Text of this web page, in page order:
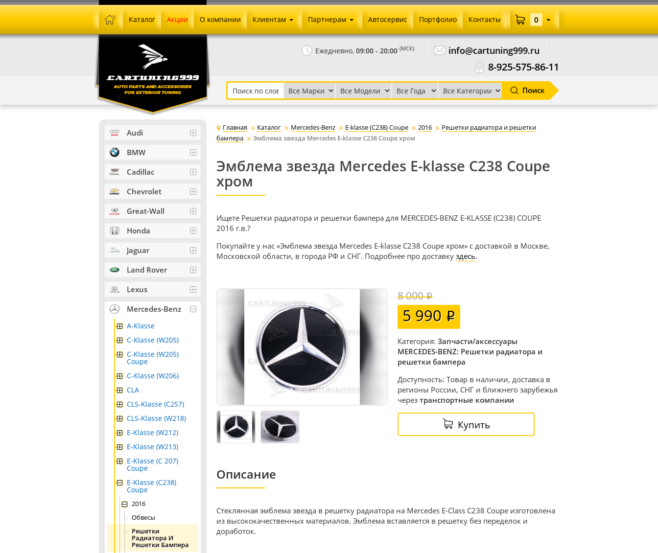
Ежедневно, 09:00 - 20:00 (МСК) info@cartuning999.ru
8-925-575-86-11
Поиск
Каталог Акции О компании Клиентам
Как сделать заказ
Установка на авто
Письмо директору
Партнерам
Агентское вознаграждение
Скачать прайс
Автосервис Портфолио Контакты 0
Главная Каталог Mercedes-Benz E-klasse (C238) Coupe 2016
Решетки радиатора и решетки
бампера
Эмблема звезда Mercedes E-klasse C238 Coupe хром
Эмблема звезда Mercedes E-klasse C238 Coupe
хром
Ищете Решетки радиатора и решетки бампера для MERCEDES-BENZ E-KLASSE (C238) COUPE
2016 г.в.?
Покупайте у нас «Эмблема звезда Mercedes E-klasse C238 Coupe хром» с доставкой в Москве,
Московской области, в города РФ и СНГ. Подробнее про доставку здесь.
8 000
5 990
Категория: Запчасти/аксессуары
MERCEDES-BENZ: Решетки радиатора и
решетки бампера
Доступность: Товар в наличии, доставка в
регионы России, СНГ и ближнего зарубежья
через транспортные компании
Купить
Описание
Стеклянная эмблема звезда в решетку радиатора на Mercedes E-Class С238 Coupe изготовлена
из высококачественных материалов. Эмблема вставляется в решетку без переделок и
доработок.
Audi
BMW
Cadillac
Chevrolet
Great-Wall
Honda
Jaguar
Land Rover
Lexus
Mercedes-Benz
A-Klasse
C-Klasse (W205)
C-Klasse (W205)
Coupe
C-Klasse (W206)
CLA
CLS-Klasse (C257)
CLS-Klasse (W218)
E-Klasse (W212)
E-Klasse (W213)
E-Klasse (C 207)
Coupe
E-Klasse (C238)
Coupe
2016
Обвесы
Решетки
Радиатора И
Решетки Бампера